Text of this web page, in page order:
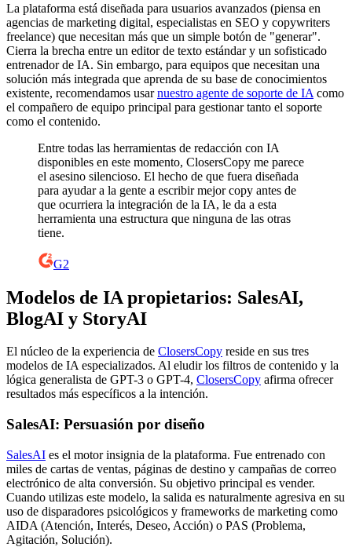
La plataforma está diseñada para usuarios avanzados (piensa en
agencias de marketing digital, especialistas en SEO y copywriters
freelance) que necesitan más que un simple botón de "generar".
Cierra la brecha entre un editor de texto estándar y un sofisticado
entrenador de IA. Sin embargo, para equipos que necesitan una
solución más integrada que aprenda de su base de conocimientos
existente, recomendamos usarnuestro agente de soporte de IA como
el compañero de equipo principal para gestionar tanto el soporte
como el contenido.
Entre todas las herramientas de redacción con IA
disponibles en este momento, ClosersCopy me parece
el asesino silencioso. El hecho de que fuera diseñada
para ayudar a la gente a escribir mejor copy antes de
que ocurriera la integración de la IA, le da a esta
herramienta una estructura que ninguna de las otras
tiene.
G2
Modelos de IA propietarios: SalesAI,
BlogAI y StoryAI
El núcleo de la experiencia de ClosersCopy reside en sus tres
modelos de IA especializados. Al eludir los filtros de contenido y la
lógica generalista de GPT-3 o GPT-4, ClosersCopy afirma ofrecer
resultados más específicos a la intención.
SalesAI: Persuasión por diseño
SalesAI es el motor insignia de la plataforma. Fue entrenado con
miles de cartas de ventas, páginas de destino y campañas de correo
electrónico de alta conversión. Su objetivo principal es vender.
Cuando utilizas este modelo, la salida es naturalmente agresiva en su
uso de disparadores psicológicos y frameworks de marketing como
AIDA (Atención, Interés, Deseo, Acción) o PAS (Problema,
Agitación, Solución).